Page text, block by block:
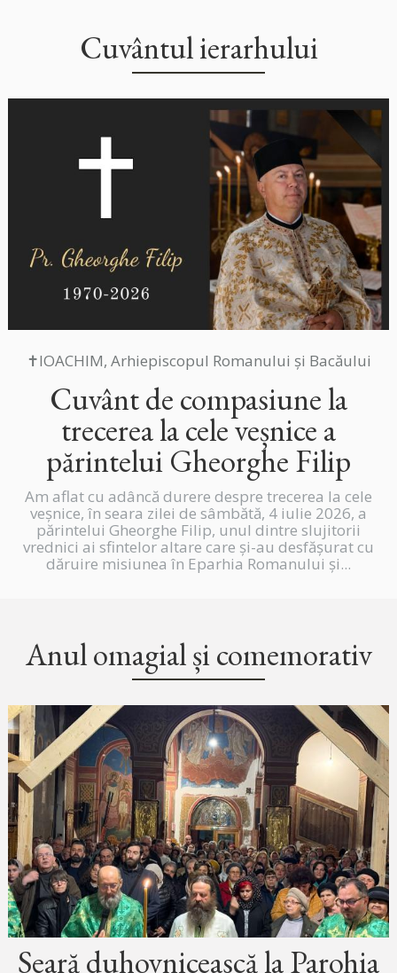
Cuvântul ierarhului
✝IOACHIM, Arhiepiscopul Romanului și Bacăului
Cuvânt de compasiune la
trecerea la cele veșnice a
părintelui Gheorghe Filip
Am aflat cu adâncă durere despre trecerea la cele
veșnice, în seara zilei de sâmbătă, 4 iulie 2026, a
părintelui Gheorghe Filip, unul dintre slujitorii
vrednici ai sfintelor altare care și-au desfășurat cu
dăruire misiunea în Eparhia Romanului și...
Anul omagial și comemorativ
Seară duhovnicească la Parohia